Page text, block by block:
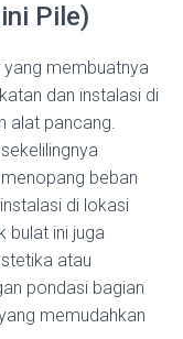
Pile)
yang membuatnya
dan instalasi di
alat pancang.
beban
di lokasi
bulat ini juga
atau
pondasi bagian
memudahkan